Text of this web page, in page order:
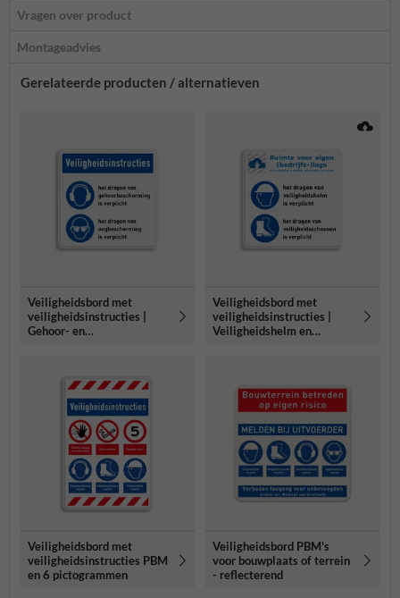
Vragen over product
Montageadvies
Gerelateerde producten / alternatieven
Veiligheidsbord met
veiligheidsinstructies |
Gehoor- en
Veiligheidsbord met
veiligheidsinstructies |
Veiligheidshelm en
Veiligheidsbord met
veiligheidsinstructies PBM
en 6 pictogrammen
Veiligheidsbord PBM's
voor bouwplaats of terrein
- reflecterend